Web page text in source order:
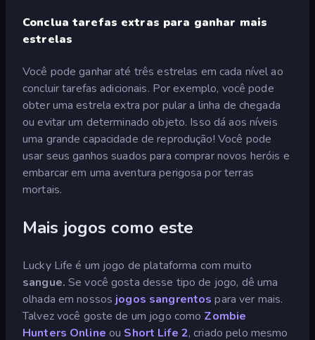
Conclua tarefas extras para ganhar mais
estrelas
Você pode ganhar até três estrelas em cada nível ao
concluir tarefas adicionais. Por exemplo, você pode
obter uma estrela extra por pular a linha de chegada
ou evitar um determinado objeto. Isso dá aos níveis
uma grande capacidade de reprodução! Você pode
usar seus ganhos suados para comprar novos heróis e
embarcar em uma aventura perigosa por terras
mortais.
Mais jogos como este
Lucky Life é um jogo de plataforma com muito
sangue. Se você gosta desse tipo de jogo, dê uma
olhada em nossos jogos sangrentospara ver mais.
Talvez você goste de um jogo como Zombie
Hunters Online ou Short Life 2, criado pelo mesmo